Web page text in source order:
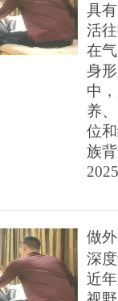
具
活
在
身
中
养
位
族
做
深
近